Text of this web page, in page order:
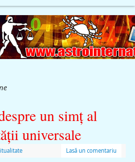
un simț al
universale
Lasă un comentariu